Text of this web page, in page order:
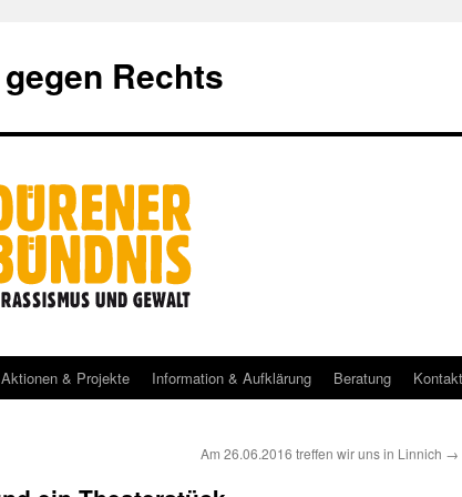
Rechts
Aktionen & Projekte Information & Aufklärung Beratung Kontakt
Am 26.06.2016 treffen wir uns in Linnich →